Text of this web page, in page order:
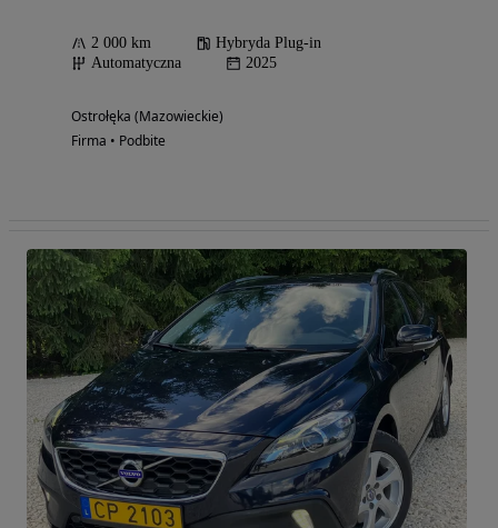
2 000 km
Hybryda Plug-in
Automatyczna
2025
Ostrołęka (Mazowieckie)
Firma • Podbite